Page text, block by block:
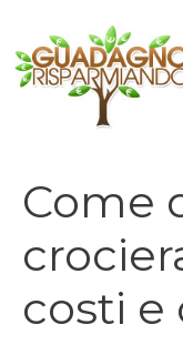
contenuto
Come
costi e